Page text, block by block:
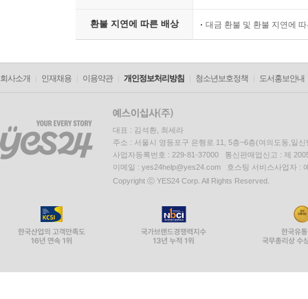
환불 지연에 따른 배상 대금 환불 및 환불 지연에
회사소개 인재채용 이용약관 개인정보처리방침 청소년보호정책 도서홍보안내
대표 : 김석환, 최세라
주소 : 서울시 영등포구 은행로 11, 5층~6층(여의도동,일신
사업자등록번호 : 229-81-37000 통신판매업신고 : 제
이메일 : yes24help@yes24.com 호스팅 서비스사업자 :
Copyright ⓒ YES24 Corp. All Rights Reserved.